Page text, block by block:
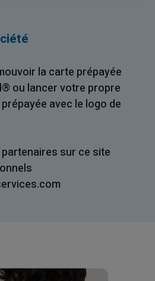
la carte prépayée
ou lancer votre propre
avec le logo de
sur ce site